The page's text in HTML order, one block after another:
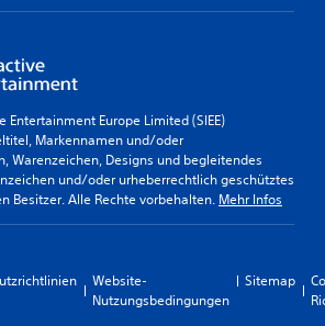
Entertainment Europe Limited (SIEE)
Markennamen und/oder
Warenzeichen, Designs und begleitendes
und/oder urheberrechtlich geschütztes
Besitzer. Alle Rechte vorbehalten. Mehr Infos
Website-
Nutzungsbedingungen
Sitemap